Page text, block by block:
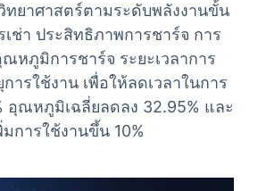
ทยาศาสตร์ตามระดับพลังงานขั้น
เช่า ประสิทธิภาพการชาร์จ การ
หภูมิการชาร์จ ระยะเวลาการ
ารใช้งาน เพื่อให้ลดเวลาในการ
อุณหภูมิเฉลี่ยลดลง 32.95% และ
มการใช้งานขึ้น 10%